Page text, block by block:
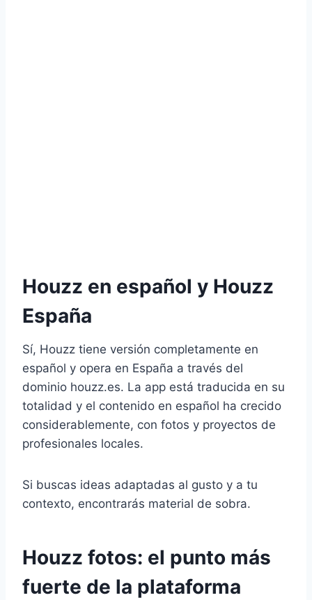
Houzz en español y Houzz
España
Sí, Houzz tiene versión completamente en
español y opera en España a través del
dominio houzz.es. La app está traducida en su
totalidad y el contenido en español ha crecido
considerablemente, con fotos y proyectos de
profesionales locales.
Si buscas ideas adaptadas al gusto y a tu
contexto, encontrarás material de sobra.
Houzz fotos: el punto más
fuerte de la plataforma